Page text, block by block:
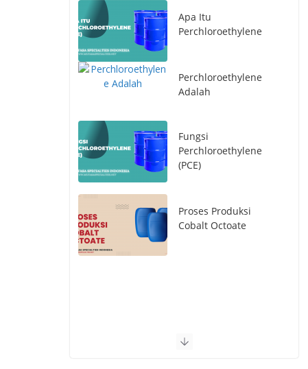
Perchloroethylene
Adalah
Perchloroethylene
(PCE)
Cobalt Octoate